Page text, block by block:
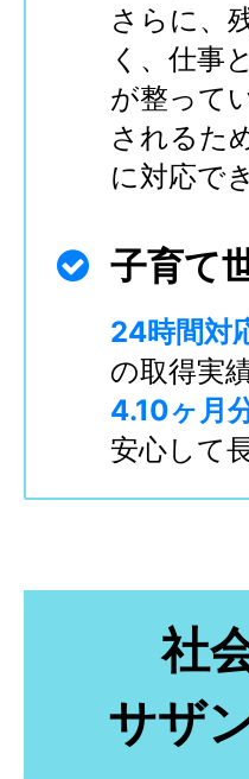
さらに、
く、仕事
が整って
されるた
に対応で
子育て
24時間対
の取得実
4.10ヶ月
安心して
社
サザ